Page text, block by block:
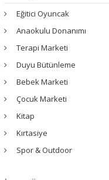
Eğitici Oyuncak
Anaokulu Donanımı
Terapi Marketi
Duyu Bütünleme
Bebek Marketi
Çocuk Marketi
Kitap
Kırtasiye
Spor & Outdoor